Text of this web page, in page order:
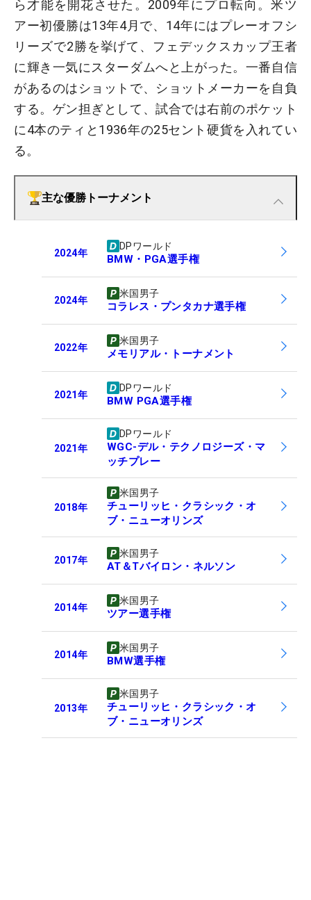
ら才能を開花させた。2009年にプロ転向。米ツ
アー初優勝は13年4月で、14年にはプレーオフシ
リーズで2勝を挙げて、フェデックスカップ王者
に輝き一気にスターダムへと上がった。一番自信
があるのはショットで、ショットメーカーを自負
する。ゲン担ぎとして、試合では右前のポケット
に4本のティと1936年の25セント硬貨を入れてい
る。
主な優勝トーナメント
2024年
DPワールド
BMW・PGA選手権
2024年
米国男子
コラレス・プンタカナ選手権
2022年
米国男子
メモリアル・トーナメント
2021年
DPワールド
BMW PGA選手権
2021年
DPワールド
WGC-デル・テクノロジーズ・マ
ッチプレー
2018年
米国男子
チューリッヒ・クラシック・オ
ブ・ニューオリンズ
2017年
米国男子
AT＆Tバイロン・ネルソン
2014年
米国男子
ツアー選手権
2014年
米国男子
BMW選手権
2013年
米国男子
チューリッヒ・クラシック・オ
ブ・ニューオリンズ